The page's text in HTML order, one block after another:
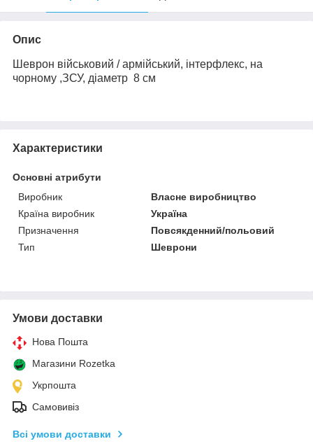
Опис
Шеврон військовий / армійський, інтерфлекс, на
чорному ,ЗСУ, діаметр 8 см
Характеристики
Основні атрибути
Виробник
Власне виробництво
Країна виробник
Україна
Призначення
Повсякденний/польовий
Тип
Шеврони
Умови доставки
Нова Пошта
Магазини Rozetka
Укрпошта
Самовивіз
Всі умови доставки